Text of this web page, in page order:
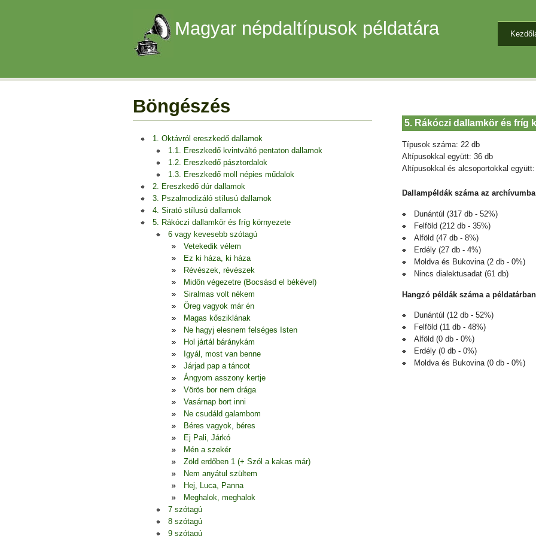
Magyar népdaltípusok példatára
Böngészés
1. Oktávról ereszkedő dallamok
1.1. Ereszkedő kvintváltó pentaton dallamok
1.2. Ereszkedő pásztordalok
1.3. Ereszkedő moll népies műdalok
2. Ereszkedő dúr dallamok
3. Pszalmodizáló stílusú dallamok
4. Sirató stílusú dallamok
5. Rákóczi dallamkör és fríg környezete
6 vagy kevesebb szótagú
Vetekedik vélem
Ez ki háza, ki háza
Révészek, révészek
Midőn végezetre (Bocsásd el békével)
Siralmas volt nékem
Öreg vagyok már én
Magas kősziklának
Ne hagyj elesnem felséges Isten
Hol jártál báránykám
Igyál, most van benne
Járjad pap a táncot
Ángyom asszony kertje
Vörös bor nem drága
Vasárnap bort inni
Ne csudáld galambom
Béres vagyok, béres
Ej Pali, Járkó
Mén a szekér
Zöld erdőben 1 (+ Szól a kakas már)
Nem anyátul szültem
Hej, Luca, Panna
Meghalok, meghalok
7 szótagú
8 szótagú
9 szótagú
5. Rákóczi dallamkör és fríg
Típusok száma: 22 db
Altípusokkal együtt: 36 db
Altípusokkal és alcsoportokkal együtt:
Dallampéldák száma az
Dunántúl (317 db - 52%)
Felföld (212 db - 35%)
Alföld (47 db - 8%)
Erdély (27 db - 4%)
Moldva és Bukovina (2 db - 0%)
Nincs dialektusadat (61 db)
Hangzó példák száma a
Dunántúl (12 db - 52%)
Felföld (11 db - 48%)
Alföld (0 db - 0%)
Erdély (0 db - 0%)
Moldva és Bukovina (0 db - 0%)